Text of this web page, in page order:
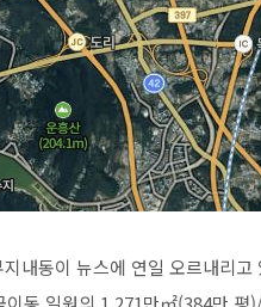
내동이 뉴스에 연일 오르내리